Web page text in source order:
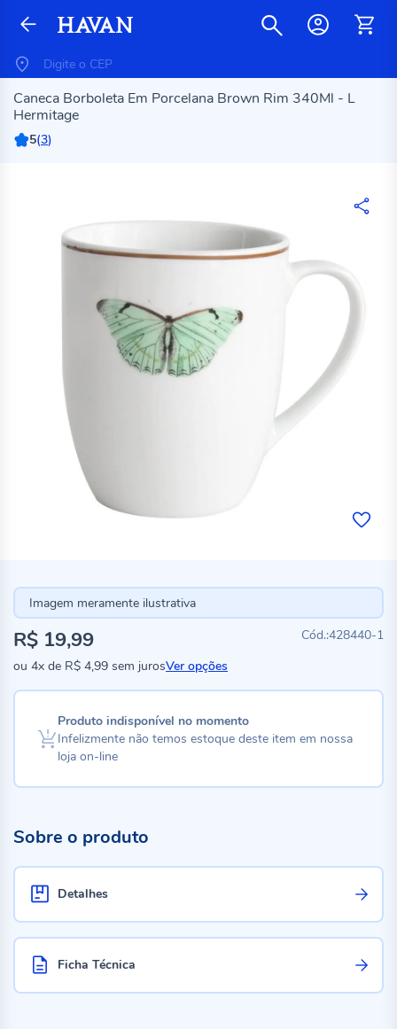
Caneca Borboleta Em Porcelana Brown Rim 340Ml - L
Hermitage
5(3)
Imagem meramente ilustrativa
428440-1
R$ 19,99
ou 4x de R$ 4,99 sem jurosVer opções
Produto indisponível no momento
Infelizmente não temos estoque deste item em nossa
loja on-line
Sobre o produto
Detalhes
Ficha Técnica